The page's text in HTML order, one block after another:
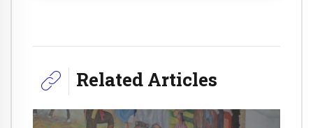
Related Articles